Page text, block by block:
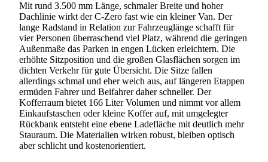
Mit rund 3.500 mm Länge, schmaler Breite und hoher
Dachlinie wirkt der C-Zero fast wie ein kleiner Van. Der
lange Radstand in Relation zur Fahrzeuglänge schafft für
vier Personen überraschend viel Platz, während die geringen
Außenmaße das Parken in engen Lücken erleichtern. Die
erhöhte Sitzposition und die großen Glasflächen sorgen im
dichten Verkehr für gute Übersicht. Die Sitze fallen
allerdings schmal und eher weich aus, auf längeren Etappen
ermüden Fahrer und Beifahrer daher schneller. Der
Kofferraum bietet 166 Liter Volumen und nimmt vor allem
Einkaufstaschen oder kleine Koffer auf, mit umgelegter
Rückbank entsteht eine ebene Ladefläche mit deutlich mehr
Stauraum. Die Materialien wirken robust, bleiben optisch
aber schlicht und kostenorientiert.